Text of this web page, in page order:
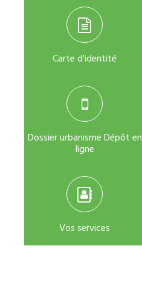
Carte d'identité
Dossier urbanisme Dépôt en
ligne
Vos services